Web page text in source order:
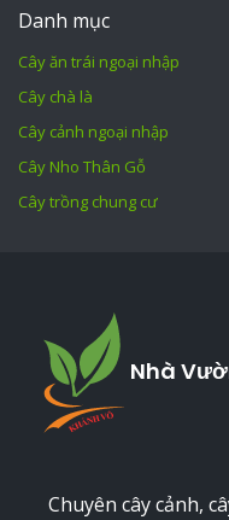
Danh mục
Cây ăn trái ngoại nhập
Cây chà là
Cây cảnh ngoại nhập
Cây Nho Thân Gỗ
Cây trồng chung cư
Nhà
Chuyên cây cảnh,